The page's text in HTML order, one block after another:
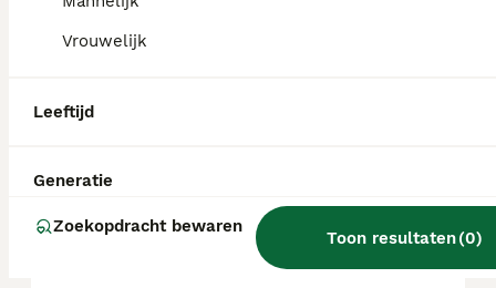
Vrouwelijk
Leeftijd
Generatie
Zoekopdracht bewaren
Toon resultaten(0)
terriers veel?
Wat zijn de nadelen van de
Wheaten terriër?